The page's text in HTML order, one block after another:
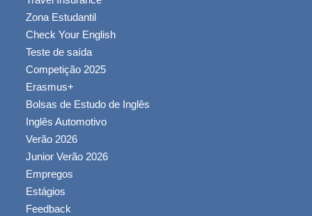
Zona Estudantil
Check Your English
Teste de saída
Competição 2025
Erasmus+
Bolsas de Estudo de Inglês
Inglês Automotivo
Verão 2026
Junior Verão 2026
Empregos
Estágios
Feedback